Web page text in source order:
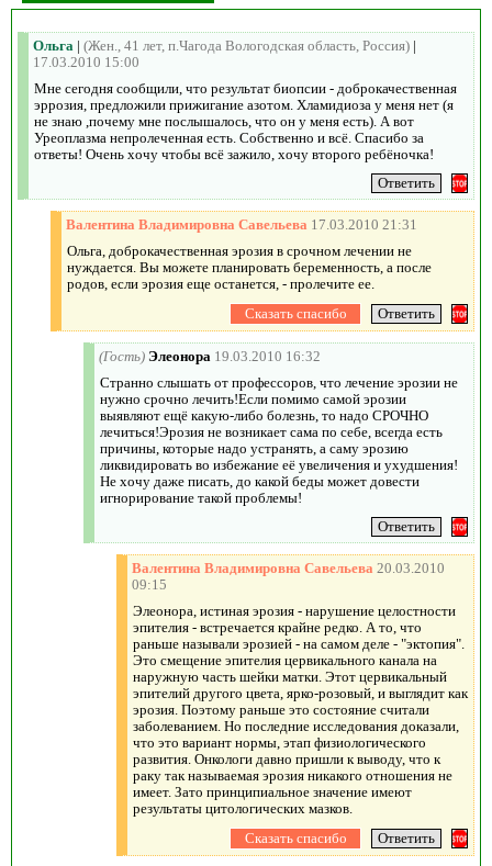
Ольга | (Жен., 41 лет, п.Чагода Вологодская область, Россия) |
17.03.2010 15:00
Мне сегодня сообщили, что результат биопсии - доброкачественная
эррозия, предложили прижигание азотом. Хламидиоза у меня нет (я
не знаю ,почему мне послышалось, что он у меня есть). А вот
Уреоплазма непролеченная есть. Собственно и всё. Спасибо за
ответы! Очень хочу чтобы всё зажило, хочу второго ребёночка!
Валентина Владимировна Савельева 17.03.2010 21:31
Ольга, доброкачественная эрозия в срочном лечении не
нуждается. Вы можете планировать беременность, а после
родов, если эрозия еще останется, - пролечите ее.
(Гость) Элеонора 19.03.2010 16:32
Странно слышать от профессоров, что лечение эрозии не
нужно срочно лечить!Если помимо самой эрозии
выявляют ещё какую-либо болезнь, то надо СРОЧНО
лечиться!Эрозия не возникает сама по себе, всегда есть
причины, которые надо устранять, а саму эрозию
ликвидировать во избежание её увеличения и ухудшения!
Не хочу даже писать, до какой беды может довести
игнорирование такой проблемы!
Валентина Владимировна Савельева 20.03.2010
09:15
Элеонора, истиная эрозия - нарушение целостности
эпителия - встречается крайне редко. А то, что
раньше называли эрозией - на самом деле - "эктопия".
Это смещение эпителия цервикального канала на
наружную часть шейки матки. Этот цервикальный
эпителий другого цвета, ярко-розовый, и выглядит как
эрозия. Поэтому раньше это состояние считали
заболеванием. Но последние исследования доказали,
что это вариант нормы, этап физиологического
развития. Онкологи давно пришли к выводу, что к
раку так называемая эрозия никакого отношения не
имеет. Зато принципиальное значение имеют
результаты цитологических мазков.